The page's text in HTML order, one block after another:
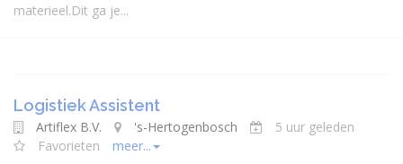
materieel.Dit ga je...
Logistiek Assistent
Artiflex B.V. 's-Hertogenbosch
5 uur geleden
Favorieten
meer...